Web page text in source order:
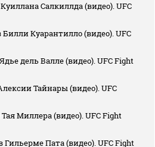
Салкиллда (видео). UFC
Куарантилло (видео). UFC
дель Валле (видео). UFC Fight
Тайнары (видео). UFC
Миллера (видео). UFC Fight
Пата (видео). UFC Fight